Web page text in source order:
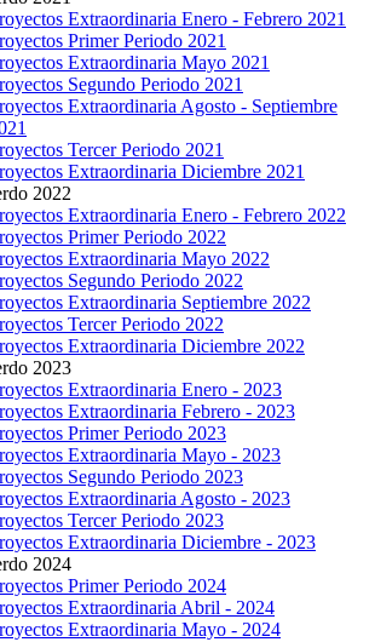
Extraordinaria Enero - Febrero 2021
Primer Periodo 2021
Extraordinaria Mayo 2021
Segundo Periodo 2021
Extraordinaria Agosto - Septiembre
Tercer Periodo 2021
Extraordinaria Diciembre 2021
2022
Extraordinaria Enero - Febrero 2022
Primer Periodo 2022
Extraordinaria Mayo 2022
Segundo Periodo 2022
Extraordinaria Septiembre 2022
Tercer Periodo 2022
Extraordinaria Diciembre 2022
2023
Extraordinaria Enero - 2023
Extraordinaria Febrero - 2023
Primer Periodo 2023
Extraordinaria Mayo - 2023
Segundo Periodo 2023
Extraordinaria Agosto - 2023
Tercer Periodo 2023
Extraordinaria Diciembre - 2023
2024
Primer Periodo 2024
Extraordinaria Abril - 2024
Extraordinaria Mayo - 2024